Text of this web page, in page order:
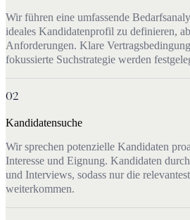
Wir führen eine umfassende
ideales Kandidatenprofil zu definieren,
Anforderungen. Klare
fokussierte Suchstrategie werden
02
Kandidatensuche
Wir sprechen potenzielle Kandidaten
Interesse und Eignung. Kandidaten
und Interviews, sodass nur die
weiterkommen.